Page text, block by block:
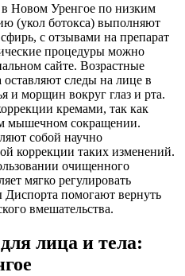
Новом Уренгое по низким
(укол ботокса) выполняют
с отзывами на препарат
процедуры можно
сайте. Возрастные
следы на лице в
и морщин вокруг глаз и рта.
кремами, так как
мышечном сокращении.
собой научно
коррекции таких изменений.
очищенного
мягко регулировать
помогают вернуть
вмешательства.
лица и тела: